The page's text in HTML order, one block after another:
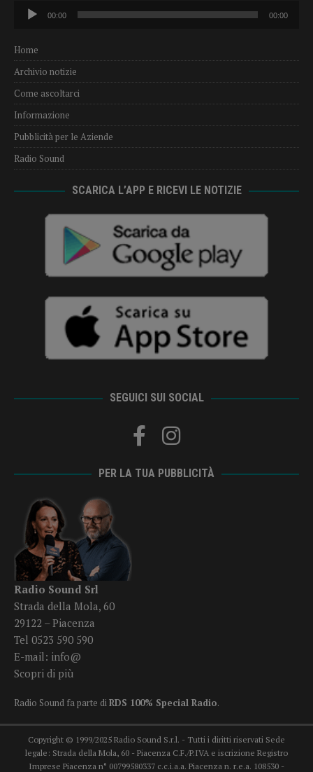
Audio
Player
00:00 00:00
Home
Archivio notizie
Come ascoltarci
Informazione
Pubblicità per le Aziende
Radio Sound
SCARICA L’APP E RICEVI LE NOTIZIE
SEGUICI SUI SOCIAL
PER LA TUA PUBBLICITÀ
Radio Sound Srl
Strada della Mola, 60
29122 – Piacenza
Tel 0523 590 590
E-mail: info@
Scopri di più
Radio Sound fa parte diRDS 100% Special Radio.
Copyright © 1999/2025 Radio Sound S.r.l. - Tutti i diritti riservati Sede
legale: Strada della Mola, 60 - Piacenza C.F./P.IVA e iscrizione Registro
Imprese Piacenza n° 00799580337 c.c.i.a.a. Piacenza n. r.e.a. 108530 -